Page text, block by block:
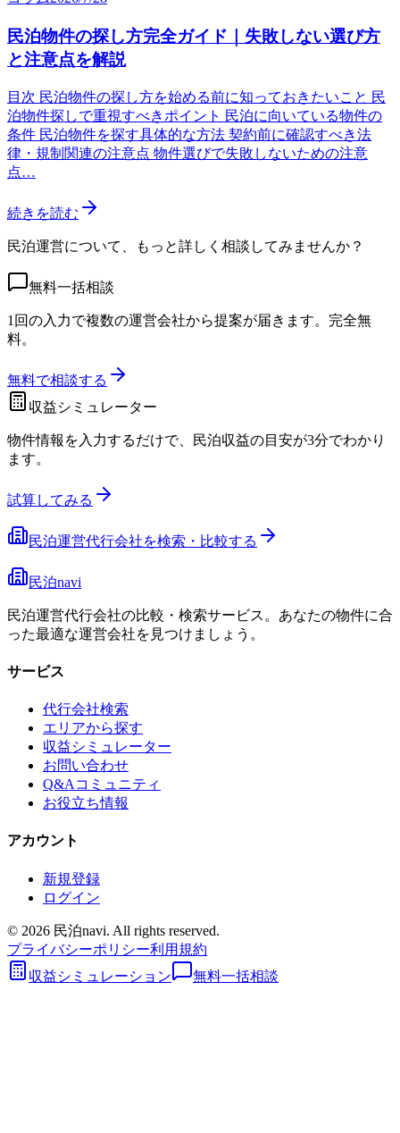
民泊物件の探し方完全ガイド｜失敗しない選び方
と注意点を解説
目次 民泊物件の探し方を始める前に知っておきたいこと 民
泊物件探しで重視すべきポイント 民泊に向いている物件の
条件 民泊物件を探す具体的な方法 契約前に確認すべき法
律・規制関連の注意点 物件選びで失敗しないための注意
点…
続きを読む
民泊運営について、もっと詳しく相談してみませんか？
無料一括相談
1回の入力で複数の運営会社から提案が届きます。完全無
料。
無料で相談する
収益シミュレーター
物件情報を入力するだけで、民泊収益の目安が3分でわかり
ます。
試算してみる
民泊運営代行会社を検索・比較する
民泊navi
民泊運営代行会社の比較・検索サービス。あなたの物件に合
った最適な運営会社を見つけましょう。
サービス
代行会社検索
エリアから探す
収益シミュレーター
お問い合わせ
Q&Aコミュニティ
お役立ち情報
アカウント
新規登録
ログイン
© 2026 民泊navi. All rights reserved.
プライバシーポリシー利用規約
収益シミュレーション
無料一括相談